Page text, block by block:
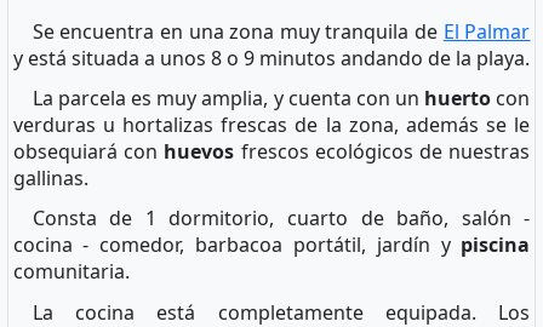
Se encuentra en una zona muy tranquila de El Palmar
y está situada a unos 8 o 9 minutos andando de la playa.
La parcela es muy amplia, y cuenta con un huerto con
verduras u hortalizas frescas de la zona, además se le
obsequiará con huevos frescos ecológicos de nuestras
gallinas.
Consta de 1 dormitorio, cuarto de baño, salón -
cocina - comedor, barbacoa portátil, jardín y piscina
comunitaria.
La cocina está completamente equipada. Los